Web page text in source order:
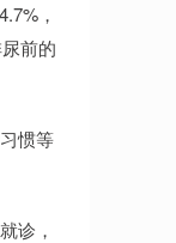
，
前的
惯等
诊，